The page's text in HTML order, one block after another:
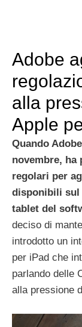
Adobe
alla
Apple
Quando
novembre, ha
regolari per
disponibili sul
tablet del
deciso di
introdotto un
per iPad che
parlando delle
alla pressione